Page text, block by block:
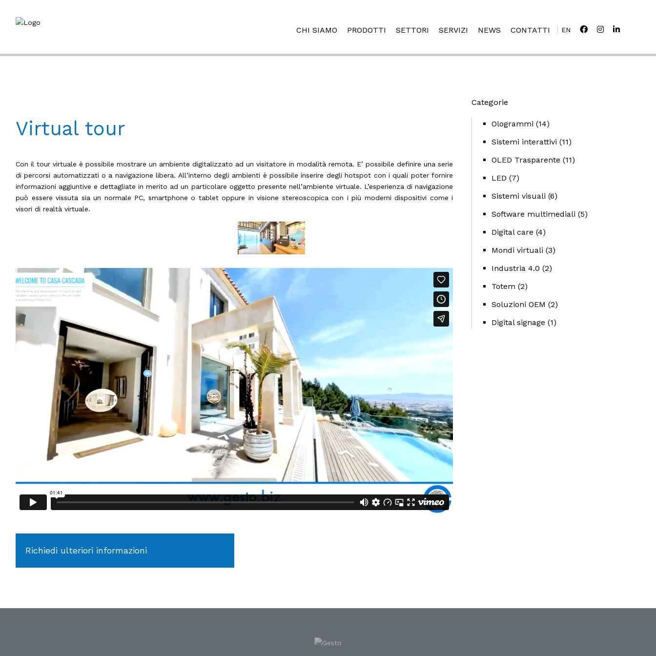
EN
CHI SIAMO PRODOTTI SETTORI SERVIZI NEWS CONTATTI
Virtual tour
Con il tour virtuale è possibile mostrare un ambiente digitalizzato ad un visitatore in modalità remota. E’ possibile definire una serie
di percorsi automatizzati o a navigazione libera. All’interno degli ambienti è possibile inserire degli hotspot con i quali poter fornire
informazioni aggiuntive e dettagliate in merito ad un particolare oggetto presente nell’ambiente virtuale. L’esperienza di navigazione
può essere vissuta sia un normale PC, smartphone o tablet oppure in visione stereoscopica con i più moderni dispositivi come i
visori di realtà virtuale.
Richiedi ulteriori informazioni
Categorie
Ologrammi (14)
Sistemi interattivi (11)
OLED Trasparente (11)
LED (7)
Sistemi visuali (6)
Software multimediali (5)
Digital care (4)
Mondi virtuali (3)
Industria 4.0 (2)
Totem (2)
Soluzioni OEM (2)
Digital signage (1)